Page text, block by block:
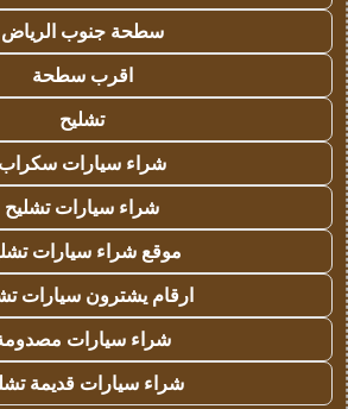
سطحة جنوب الرياض
اقرب سطحة
تشليح
شراء سيارات سكراب
شراء سيارات تشليح
موقع شراء سيارات
ارقام يشترون سيارات
شراء سيارات
شراء سيارات قديمة